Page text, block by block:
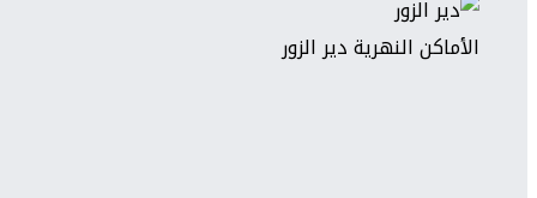
الأماكن النهرية دير الزور